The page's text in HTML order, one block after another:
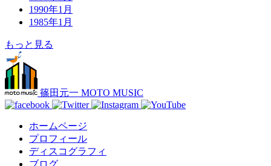
1990年1月
1985年1月
もっと見る
篠田元一 MOTO MUSIC
ホームページ
プロフィール
ディスコグラフィ
ブログ